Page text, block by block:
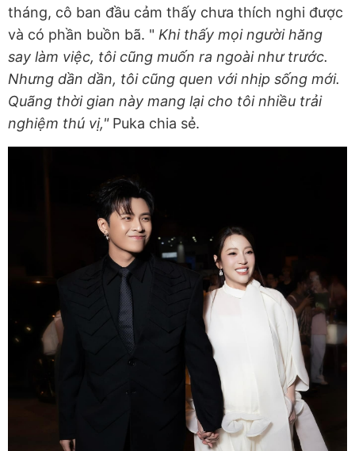
tháng, cô ban đầu cảm thấy chưa thích nghi được
và có phần buồn bã. " Khi thấy mọi người hăng
say làm việc, tôi cũng muốn ra ngoài như trước.
Nhưng dần dần, tôi cũng quen với nhịp sống mới.
Quãng thời gian này mang lại cho tôi nhiều trải
nghiệm thú vị," Puka chia sẻ.